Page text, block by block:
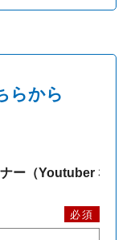
らから
必須